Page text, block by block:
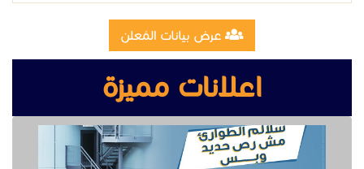
تصنيع وتركيب سلالم مخارج طوارئ
تصنيع مقطوره قلص الشرقية